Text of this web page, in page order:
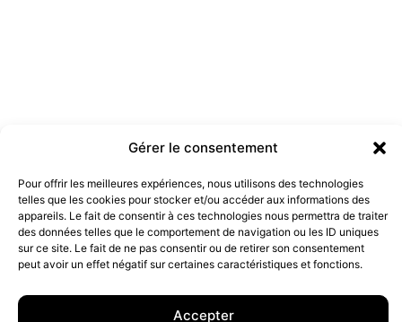
Gérer le consentement
Pour offrir les meilleures expériences, nous utilisons des technologies
telles que les cookies pour stocker et/ou accéder aux informations des
appareils. Le fait de consentir à ces technologies nous permettra de traiter
des données telles que le comportement de navigation ou les ID uniques
sur ce site. Le fait de ne pas consentir ou de retirer son consentement
peut avoir un effet négatif sur certaines caractéristiques et fonctions.
Accepter
Les marques doivent-elles être engagées ?
19 juillet 2022
10 rue Charlot, 75003 Paris. Contact : +33(0)6 63 07 98 26 ou
Mentions légales–Données Personnelles